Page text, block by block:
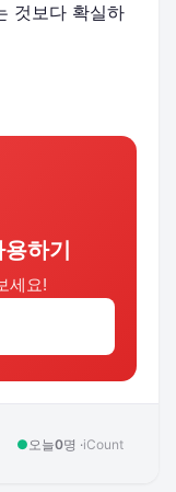
것보다 확실하
하기
세요!
● 오늘0명 ·iCount